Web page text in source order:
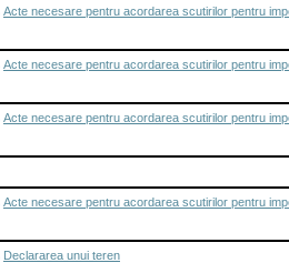
Acte necesare pentru acordarea scutirilor pentru
Acte necesare pentru acordarea scutirilor pentru
Acte necesare pentru acordarea scutirilor pentru
Acte necesare pentru acordarea scutirilor pentru
Declararea unui teren